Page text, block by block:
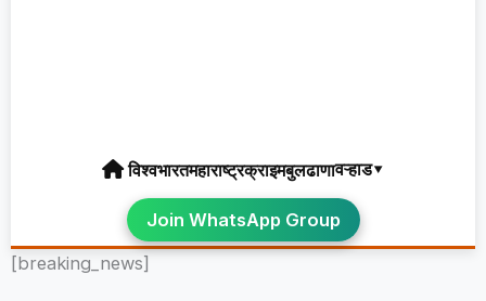
विश्वभारतमहाराष्ट्रक्राइमबुलढाणावऱ्हाड▾
Join WhatsApp Group
[breaking_news]